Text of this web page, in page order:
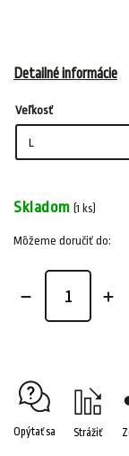
Detailné informácie
Veľkosť
Skladom (1 ks)
Môžeme doručiť do:
Opýtať sa Strážiť